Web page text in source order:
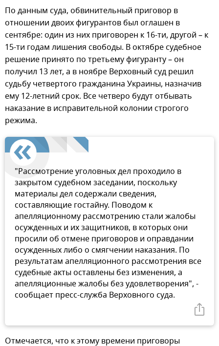
По данным суда, обвинительный приговор в
отношении двоих фигурантов был оглашен в
сентябре: один из них приговорен к 16-ти, другой – к
15-ти годам лишения свободы. В октябре судебное
решение принято по третьему фигуранту – он
получил 13 лет, а в ноябре Верховный суд решил
судьбу четвертого гражданина Украины, назначив
ему 12-летний срок. Все четверо будут отбывать
наказание в исправительной колонии строгого
режима.
"Рассмотрение уголовных дел проходило в
закрытом судебном заседании, поскольку
материалы дел содержали сведения,
составляющие гостайну. Поводом к
апелляционному рассмотрению стали жалобы
осужденных и их защитников, в которых они
просили об отмене приговоров и оправдании
осужденных либо о смягчении наказания. По
результатам апелляционного рассмотрения все
судебные акты оставлены без изменения, а
апелляционные жалобы без удовлетворения", -
сообщает пресс-служба Верховного суда.
Отмечается, что к этому времени приговоры